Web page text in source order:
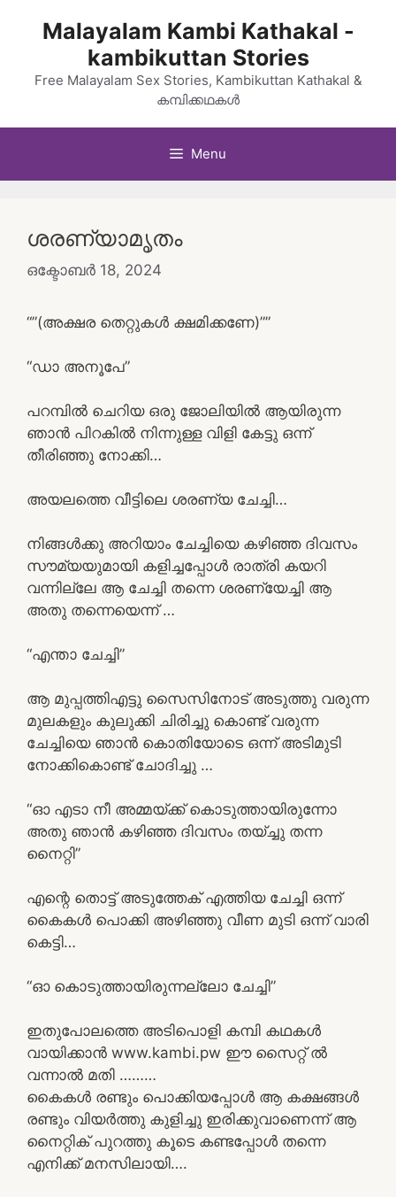
Malayalam Kambi Kathakal -
kambikuttan Stories
Free Malayalam Sex Stories, Kambikuttan Kathakal &
കമ്പിക്കഥകൾ
Menu
ശരണ്യാമൃതം
ഒക്ടോബർ 18, 2024
“”(അക്ഷര തെറ്റുകൾ ക്ഷമിക്കണേ)””
“ഡാ അനൂപേ”
പറമ്പിൽ ചെറിയ ഒരു ജോലിയിൽ ആയിരുന്ന
ഞാൻ പിറകിൽ നിന്നുള്ള വിളി കേട്ടു ഒന്ന്
തീരിഞ്ഞു നോക്കി…
അയലത്തെ വീട്ടിലെ ശരണ്യ ചേച്ചി…
നിങ്ങൾക്കു അറിയാം ചേച്ചിയെ കഴിഞ്ഞ ദിവസം
സൗമ്യയുമായി കളിച്ചപ്പോൾ രാത്രി കയറി
വന്നില്ലേ ആ ചേച്ചി തന്നെ ശരണ്യേച്ചി ആ
അതു തന്നെയെന്ന് …
“എന്താ ചേച്ചി”
ആ മുപ്പത്തിഎട്ടു സൈസിനോട് അടുത്തു വരുന്ന
മുലകളും കുലുക്കി ചിരിച്ചു കൊണ്ട് വരുന്ന
ചേച്ചിയെ ഞാൻ കൊതിയോടെ ഒന്ന് അടിമുടി
നോക്കികൊണ്ട് ചോദിച്ചു …
“ഓ എടാ നീ അമ്മയ്ക്ക് കൊടുത്തായിരുന്നോ
അതു ഞാൻ കഴിഞ്ഞ ദിവസം തയ്ച്ചു തന്ന
നൈറ്റി”
എന്റെ തൊട്ട് അടുത്തേക് എത്തിയ ചേച്ചി ഒന്ന്
കൈകൾ പൊക്കി അഴിഞ്ഞു വീണ മുടി ഒന്ന് വാരി
കെട്ടി…
“ഓ കൊടുത്തായിരുന്നല്ലോ ചേച്ചി”
ഇതുപോലത്തെ അടിപൊളി കമ്പി കഥകൾ
വായിക്കാൻ www.kambi.pw ഈ സൈറ്റ് ൽ
വന്നാൽ മതി ………
കൈകൾ രണ്ടും പൊക്കിയപ്പോൾ ആ കക്ഷങ്ങൾ
രണ്ടും വിയർത്തു കുളിച്ചു ഇരിക്കുവാണെന്ന് ആ
നൈറ്റിക് പുറത്തു കൂടെ കണ്ടപ്പോൾ തന്നെ
എനിക്ക് മനസിലായി….